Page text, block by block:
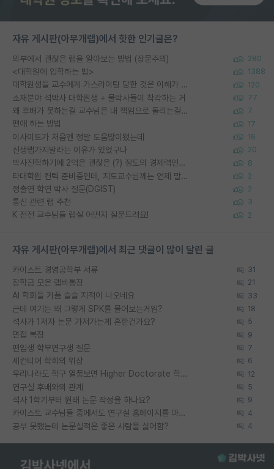
자유 게시판(아무개랩)에서 핫한 인기글은?
외부에서 괜찮은 랩을 알아보는 방법 (장문주의) 280
<대학원에 입학하는 법> 1388
대학원생들 교수에게 가스라이팅 당한 것은 이해가 갑니다. 안타깝네요. 120
소재분야 석박사 대학원생 + 물박사들이 착각하는 거 77
왜 후배가 못하는걸 교수님은 내 책임으로 돌리는걸까요? 7
편애 하는 방법 17
이사이트가 처음엔 정말 도움많이됐는데 16
신생랩가지말라는 이유가 있었구나 20
박사진학하기에 2억은 괜찮은 (?) 정도의 경제력인가요 8
타대학원 컨텍 준비중인데, 지도교수님께는 언제 말씀드려야 할까요? 2
정출연 학연 박사 질문(DGIST) 2
통신 관련 랩 추천 3
K 전전 교수님들 랩실 어떤지 질문드려요! 2
자유 게시판(아무개랩)에서 최근 댓글이 많이 달린 글
카이스트 경영공학부 서류 31
장학금 모은 랩비통장 21
AI 학회들 거품 슬슬 지적이 나오네요 33
근데 여기는 왜 그렇게 SPK를 물어보는거임? 18
석사가 1저자 논문 가져가는게 흔한건가요? 5
면접 복장 9
편입생 학부연구생 질문 7
세컨티어 학회의 위상 6
우리나라도 학구 열풍보면 Higher Doctorate 학위가 필요하다고 봅니다. 12
연구실 후배와의 관계 5
석사 1학기부터 원래 논문 작성을 하나요? 9
카이스트 교수님들 중에서도 연구실 홈페이지를 마련 안 하신 분들이 계시던데 4
공부 못했는데 논문실적은 좋은 사람을 싫어함? 4